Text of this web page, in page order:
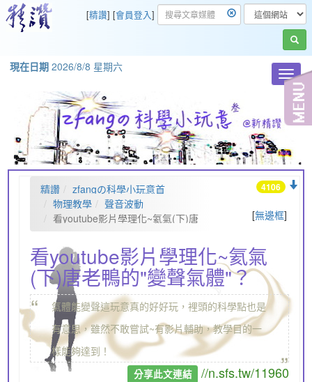
[精讚] [會員登入]
現在日期 2026/8/8 星期六
[無邊框]
精讚
zfangの科學小玩意首
頁
物理教學
聲音波動
看youtube影片學理化~氦氣(下)唐
4106
看youtube影片學理化~氦氣
(下)唐老鴨的"變聲氣體"？
“
氣體能變聲這玩意真的好好玩，裡頭的科學點也是
有意思，雖然不敢嘗試~有影片輔助，教學目的一
樣能夠達到！
„
分享此文連結 //n.sfs.tw/11960